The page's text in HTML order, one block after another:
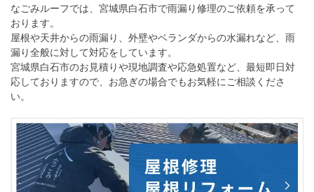
なごみルーフでは、宮城県白石市で雨漏り修理のご依頼を承って
おります。
屋根や天井からの雨漏り、外壁やベランダからの水漏れなど、雨
漏り全般に対して対応をしています。
宮城県白石市のお見積りや現地調査や応急処置など、最短即日対
応しておりますので、お急ぎの場合でもお気軽にご相談くださ
い。